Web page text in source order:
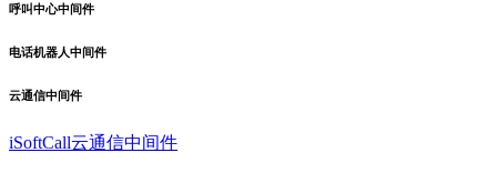
呼叫中心中间件
电话机器人中间件
云通信中间件
iSoftCall云通信中间件